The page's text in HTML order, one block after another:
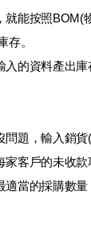
就能按照BOM(
存。
入的資料產出
問題，輸入銷
客戶的未收款
適當的採購數